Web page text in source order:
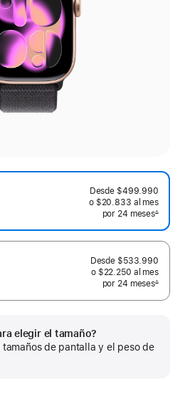
Desde $499.990
o $20.833 al mes
por 24 mesesmeses
Nota a pie de página
∆
Desde $533.990
o $22.250 al mes
por 24 mesesmeses
Nota a pie de página
∆
elegir el tamaño?
tamaños de pantalla y el peso de